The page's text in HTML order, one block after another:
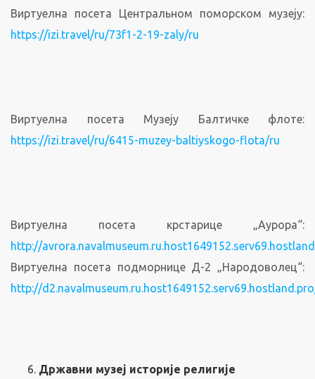
Виртуелна посета Центральном поморском музеју:
https://izi.travel/ru/73f1-2-19-zaly/ru
Виртуелна посета Музеју Балтичке флоте:
https://izi.travel/ru/6415-muzey-baltiyskogo-flota/ru
Виртуелна посета крстарице „Аурора“:
http://
Виртуелна посета подморнице Д-2 „Народоволец“:
http://
Државни музеј историје религије